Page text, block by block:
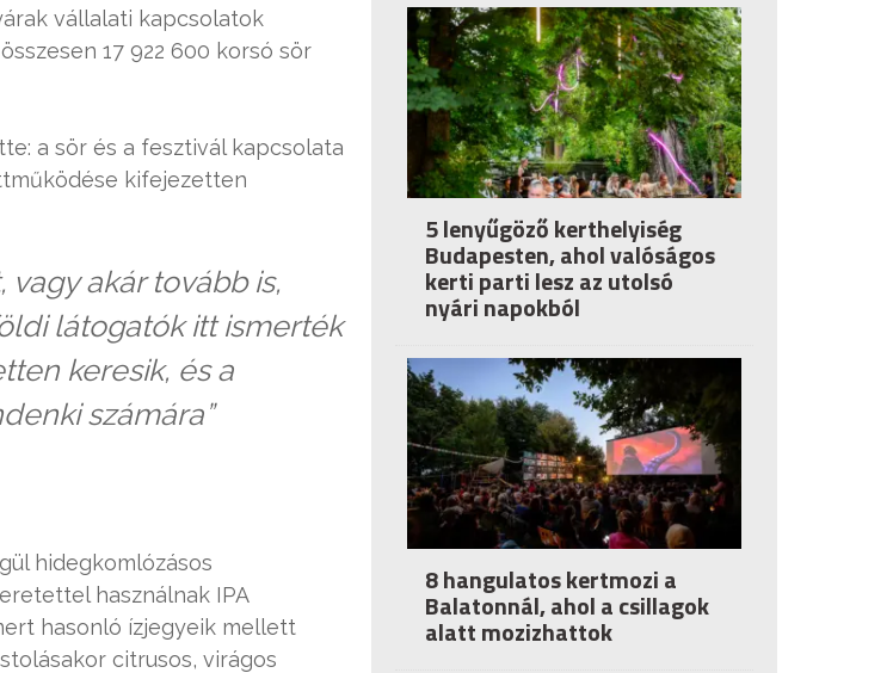
vállalati kapcsolatok
17 922 600 korsó sör
a sör és a fesztivál kapcsolata
kifejezetten
akár tovább is,
látogatók itt ismerték
keresik, és a
számára”
hidegkomlózásos
használnak IPA
hasonló ízjegyeik mellett
citrusos, virágos
5 lenyűgöző kerthelyiség
Budapesten, ahol valóságos
kerti parti lesz az utolsó
nyári napokból
8 hangulatos kertmozi a
Balatonnál, ahol a csillagok
alatt mozizhattok